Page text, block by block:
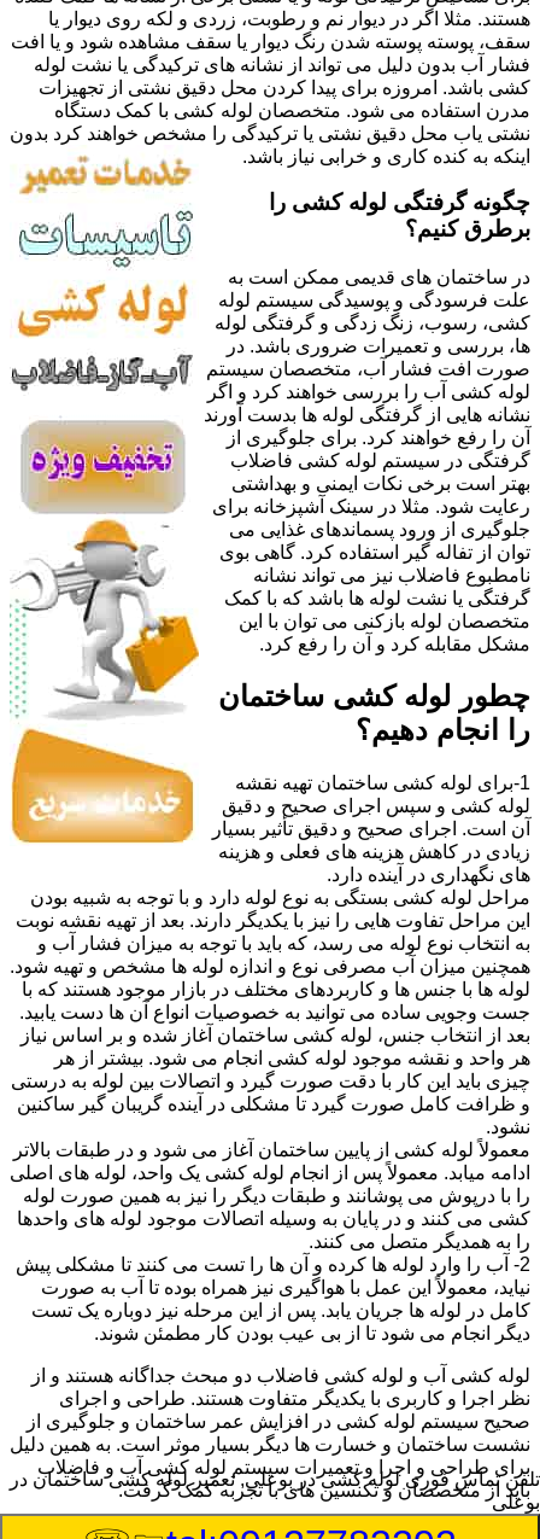
هستند. مثلا اگر در دیوار نم و رطوبت، زردی و لکه روی دیوار یا
سقف، پوسته پوسته شدن رنگ دیوار یا سقف مشاهده شود و یا افت
فشار آب بدون دلیل می تواند از نشانه های ترکیدگی یا نشت لوله
کشی باشد. امروزه برای پیدا کردن محل دقیق نشتی از تجهیزات
مدرن استفاده می شود. متخصصان لوله کشی با کمک دستگاه
نشتی یاب محل دقیق نشتی یا ترکیدگی را مشخص خواهند کرد بدون
اینکه به کنده کاری و خرابی نیاز باشد.
چگونه گرفتگی لوله کشی را
برطرق کنیم؟
در ساختمان های قدیمی ممکن است به
علت فرسودگی و پوسیدگی سیستم لوله
کشی، رسوب، زنگ زدگی و گرفتگی لوله
ها، بررسی و تعمیرات ضروری باشد. در
صورت افت فشار آب، متخصصان سیستم
لوله کشی آب را بررسی خواهند کرد و اگر
نشانه هایی از گرفتگی لوله ها بدست آورند
آن را رفع خواهند کرد. برای جلوگیری از
گرفتگی در سیستم لوله کشی فاضلاب
بهتر است برخی نکات ایمنی و بهداشتی
رعایت شود. مثلا در سینک آشپزخانه برای
جلوگیری از ورود پسماندهای غذایی می
توان از تفاله گیر استفاده کرد. گاهی بوی
نامطبوع فاضلاب نیز می تواند نشانه
گرفتگی یا نشت لوله ها باشد که با کمک
متخصصان لوله بازکنی می توان با این
مشکل مقابله کرد و آن را رفع کرد.
چطور لوله کشی ساختمان
را انجام دهیم؟
1-برای لوله کشی ساختمان تهیه نقشه
لوله کشی و سپس اجرای صحیح و دقیق
آن است. اجرای صحیح و دقیق تأثیر بسیار
زیادی در کاهش هزینه های فعلی و هزینه
های نگهداری در آینده دارد.
مراحل لوله کشی بستگی به نوع لوله دارد و با توجه به شبیه بودن
این مراحل تفاوت هایی را نیز با یکدیگر دارند. بعد از تهیه نقشه نوبت
به انتخاب نوع لوله می رسد، که باید با توجه به میزان فشار آب و
همچنین میزان آب مصرفی نوع و اندازه لوله ها مشخص و تهیه شود.
لوله ها با جنس ها و کاربردهای مختلف در بازار موجود هستند که با
جست وجویی ساده می توانید به خصوصیات انواع آن ها دست یابید.
بعد از انتخاب جنس، لوله کشی ساختمان آغاز شده و بر اساس نیاز
هر واحد و نقشه موجود لوله کشی انجام می شود. بیشتر از هر
چیزی باید این کار با دقت صورت گیرد و اتصالات بین لوله به درستی
و ظرافت کامل صورت گیرد تا مشکلی در آینده گریبان گیر ساکنین
نشود.
معمولاً لوله کشی از پایین ساختمان آغاز می شود و در طبقات بالاتر
ادامه میابد. معمولاً پس از انجام لوله کشی یک واحد، لوله های اصلی
را با درپوش می پوشانند و طبقات دیگر را نیز به همین صورت لوله
کشی می کنند و در پایان به وسیله اتصالات موجود لوله های واحدها
را به همدیگر متصل می کنند.
2- آب را وارد لوله ها کرده و آن ها را تست می کنند تا مشکلی پیش
نیاید، معمولاً این عمل با هواگیری نیز همراه بوده تا آب به صورت
کامل در لوله ها جریان یابد. پس از این مرحله نیز دوباره یک تست
دیگر انجام می شود تا از بی عیب بودن کار مطمئن شوند.
لوله کشی آب و لوله کشی فاضلاب دو مبحث جداگانه هستند و از
نظر اجرا و کاربری با یکدیگر متفاوت هستند. طراحی و اجرای
صحیح سیستم لوله کشی در افزایش عمر ساختمان و جلوگیری از
نشست ساختمان و خسارت ها دیگر بسیار موثر است. به همین دلیل
برای طراحی و اجرا و تعمیرات سیستم لوله کشی آب و فاضلاب
باید از متخصصان و تکنسین های با تجربه کمک گرفت.
تلفن تماس فوریلوله کشی در بوعلی, تعمیر لوله کشی ساختمان در
بوعلی